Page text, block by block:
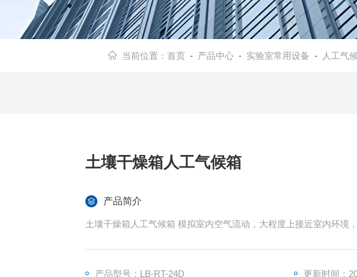
当前位置： 首页 - 产品中心- 实验室常用设备 - 人工气
土壤干燥箱人工气候箱
产品简介
土壤干燥箱人工气候箱 模拟室内空气流动，大程度上接近室内环境
产品型号：LB-RT-24D 更新时间：